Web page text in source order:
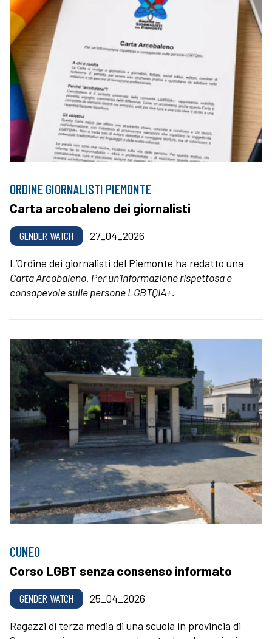
ORDINE GIORNALISTI PIEMONTE
Carta arcobaleno dei giornalisti
GENDER WATCH 27_04_2026
L’Ordine dei giornalisti del Piemonte ha redatto una
Carta Arcobaleno. Per un’informazione rispettosa e
consapevole sulle persone LGBTQIA+.
CUNEO
Corso LGBT senza consenso informato
GENDER WATCH 25_04_2026
Ragazzi di terza media di una scuola in provincia di